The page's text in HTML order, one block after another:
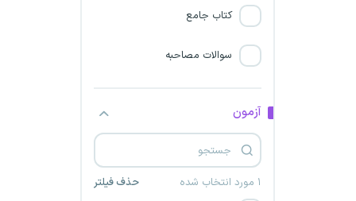
کتاب جامع
سوالات مصاحبه
آزمون
۱ مورد انتخاب شده حذف فیلتر
تولید کنندگان
کمیساریای عالی سازمان ملل
متحد